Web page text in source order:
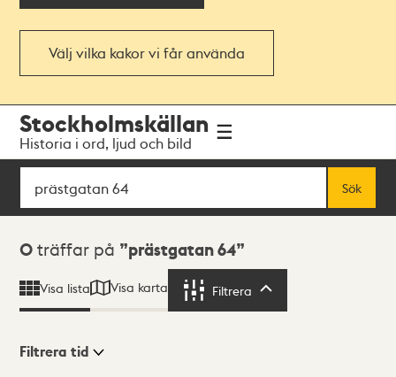
Välj vilka kakor vi får använda
navigationen
huvudinnehållet
Stockholmskällan
Historia i ord, ljud och bild
Sök
Sök
Sökresultat
0 träffar på prästgatan 64
Visa lista Visa karta Filtrera
Filtrera tid